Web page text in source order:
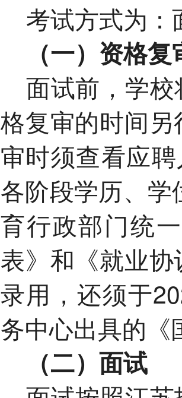
考试方式为：
（一）资格复
面试前，学
格复审的时间
审时须查看应
各阶段学历、学
育行政部门统
表》和《就业
录用，还须于
务中心出具的《
（二）面试